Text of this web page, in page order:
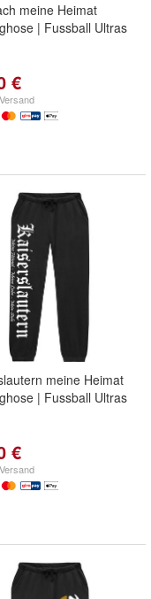
meine Heimat
| Fussball Ultras
€
meine Heimat
| Fussball Ultras
€